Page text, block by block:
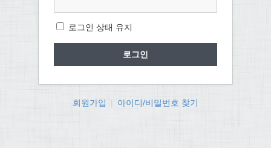
로그인 상태 유지
회원가입 아이디/비밀번호 찾기